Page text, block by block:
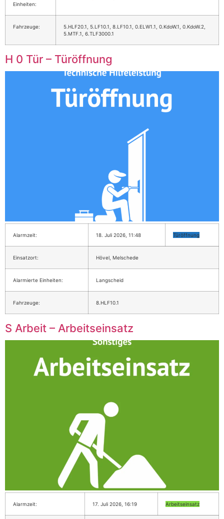
Einheiten:
Fahrzeuge:
5.HLF20.1, 5.LF10.1, 8.LF10.1, 0.ELW1.1, 0.KdoW.1, 0.KdoW.2,
5.MTF.1, 6.TLF3000.1
H 0 Tür – Türöffnung
Alarmzeit: 18. Juli 2026, 11:48 Türöffnung
Einsatzort: Hövel, Melschede
Alarmierte Einheiten: Langscheid
Fahrzeuge: 8.HLF10.1
S Arbeit – Arbeitseinsatz
Alarmzeit: 17. Juli 2026, 16:19 Arbeitseinsatz